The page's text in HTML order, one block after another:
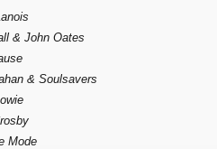
& John Oates
& Soulsavers
Mode